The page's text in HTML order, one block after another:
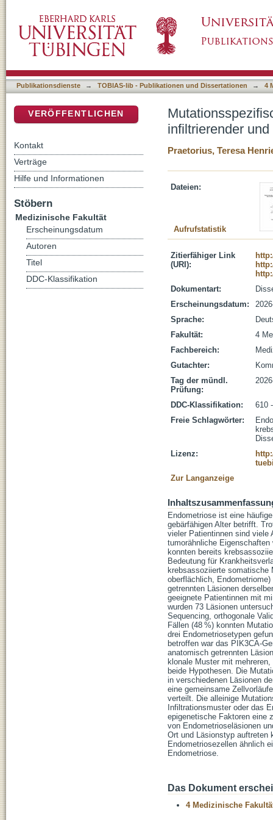
oberflächlicher Endometriose
Publikationsdienste → TOBIAS-lib - Publikationen und Dissertationen → 4
infiltrierender
Praetorius, Teresa
Dateien:
Aufrufstatistik
Zitierfähiger Link
(URI):
Dokumentart:
Erscheinungsdatum:
Sprache:
Fakultät:
4
Fachbereich:
Gutachter:
Tag der mündl.
Prüfung:
DDC-Klassifikation:
610
Freie Schlagwörter:
Lizenz:
Zur Langanzeige
Endometriose ist eine
gebärfähigen Alter betrifft.
vieler Patientinnen sind viele
tumorähnliche
konnten bereits
Bedeutung für
krebsassoziierte somatische
oberflächlich,
getrennten Läsionen
geeignete Patientinnen mit
wurden 73 Läsionen
Sequencing, orthogonale
Fällen (48 %) konnten
drei Endometriosetypen
betroffen war das PIK3CA-
anatomisch getrennten
klonale Muster mit
beide Hypothesen. Die
in verschiedenen Läsionen
eine gemeinsame
verteilt. Die alleinige
Infiltrationsmuster oder das
epigenetische Faktoren eine
von Endometrioseläsionen
Ort und Läsionstyp auftreten
Endometriosezellen ähnlich
Endometriose.
Das Dokument
4 Medizinische
VERÖFFENTLICHEN
Kontakt
Verträge
Hilfe und Informationen
Stöbern
Medizinische Fakultät
Erscheinungsdatum
Autoren
Titel
DDC-Klassifikation